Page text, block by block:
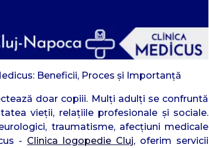
Beneficii, Proces și Importanță
doar copiii. Mulți adulți se confruntă
vieții, relațiile profesionale și sociale.
traumatisme, afecțiuni medicale
- Clinica logopedie Cluj, oferim servicii